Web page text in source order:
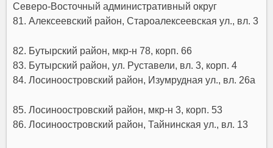
Северо-Восточный административный округ
81. Алексеевский район, Староалексеевская ул., вл. 3
82. Бутырский район, мкр-н 78, корп. 66
83. Бутырский район, ул. Руставели, вл. 3, корп. 4
84. Лосиноостровский район, Изумрудная ул., вл. 26а
85. Лосиноостровский район, мкр-н 3, корп. 53
86. Лосиноостровский район, Тайнинская ул., вл. 13